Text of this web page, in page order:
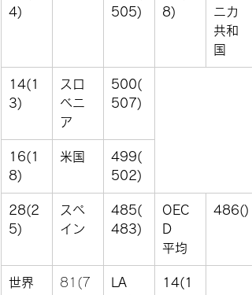
4)
505)
8)
ニカ
共和
国
14(1
3)
スロ
ベニ
ア
500(
507)
16(1
8)
米国
499(
502)
28(2
5)
スペ
イン
485(
483)
OEC
D
平均
486()
世界
81(7
LA
14(1